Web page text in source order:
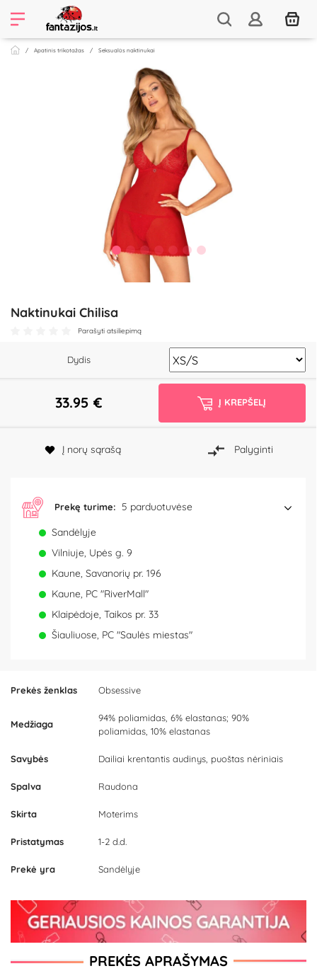
Apatinis trikotažas Seksualūs naktinukai
Naktinukai Chilisa
Parašyti atsiliepimą
Prekės ženklas Obsessive
Medžiaga
94% poliamidas, 6% elastanas; 90%
poliamidas, 10% elastanas
Savybės Dailiai krentantis audinys, puoštas nėriniais
Spalva Raudona
Skirta Moterims
Pristatymas 1-2 d.d.
Prekė yra Sandėlyje
Dydis
33.95 € Į KREPŠELĮ
Į norų sąrašą Palyginti
Prekę turime: 5 parduotuvėse
Sandėlyje
Vilniuje, Upės g. 9
Kaune, Savanorių pr. 196
Kaune, PC "RiverMall"
Klaipėdoje, Taikos pr. 33
Šiauliuose, PC "Saulės miestas"
PREKĖS APRAŠYMAS